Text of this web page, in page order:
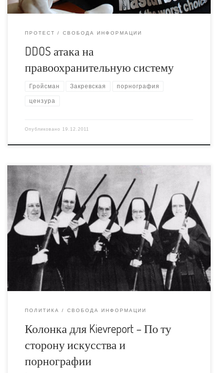
ПРОТЕСТ СВОБОДА ИНФОРМАЦИИ
DDOS атака на
правоохранительную систему
Гройсман Закревская порнография
цензура
Опубликовано 19.12.2011
На грани откровенного либертинажа, например.
http://kievreport.com/columns/320 В новом сезоне
депутаты планируют оседлать заезженную кобылу
борьбы за общественную мораль. Хрипящее животное
уже много раз пытались пристрелить, но всякий раз
оно выживало и продолжало свою скачку в никуда. В
октябре в Верховной Раде были приняты в первом
чтении поправки к закону о […]
ПОЛИТИКА СВОБОДА ИНФОРМАЦИИ
Колонка для Kievreport – По ту
сторону искусства и
порнографии